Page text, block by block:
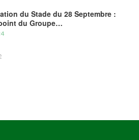
du Stade du 28 Septembre :
du Groupe…